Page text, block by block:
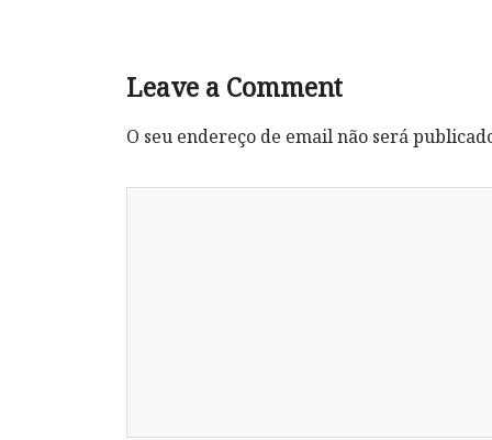
Leave a Comment
O seu endereço de email não será